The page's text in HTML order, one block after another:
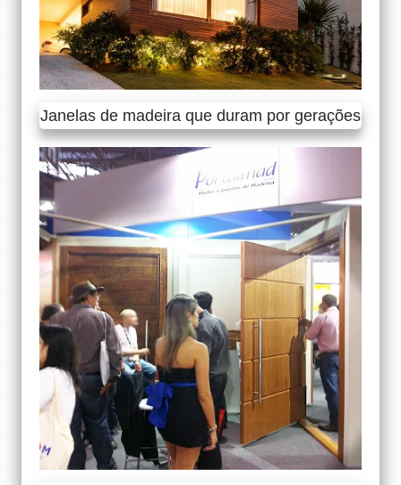
Janelas de madeira que duram por gerações